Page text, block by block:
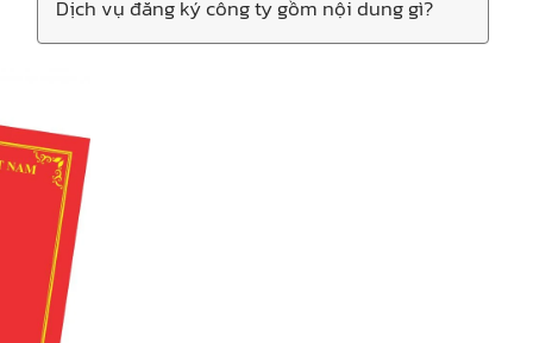
Dịch vụ đăng ký công ty gồm nội dung gì?